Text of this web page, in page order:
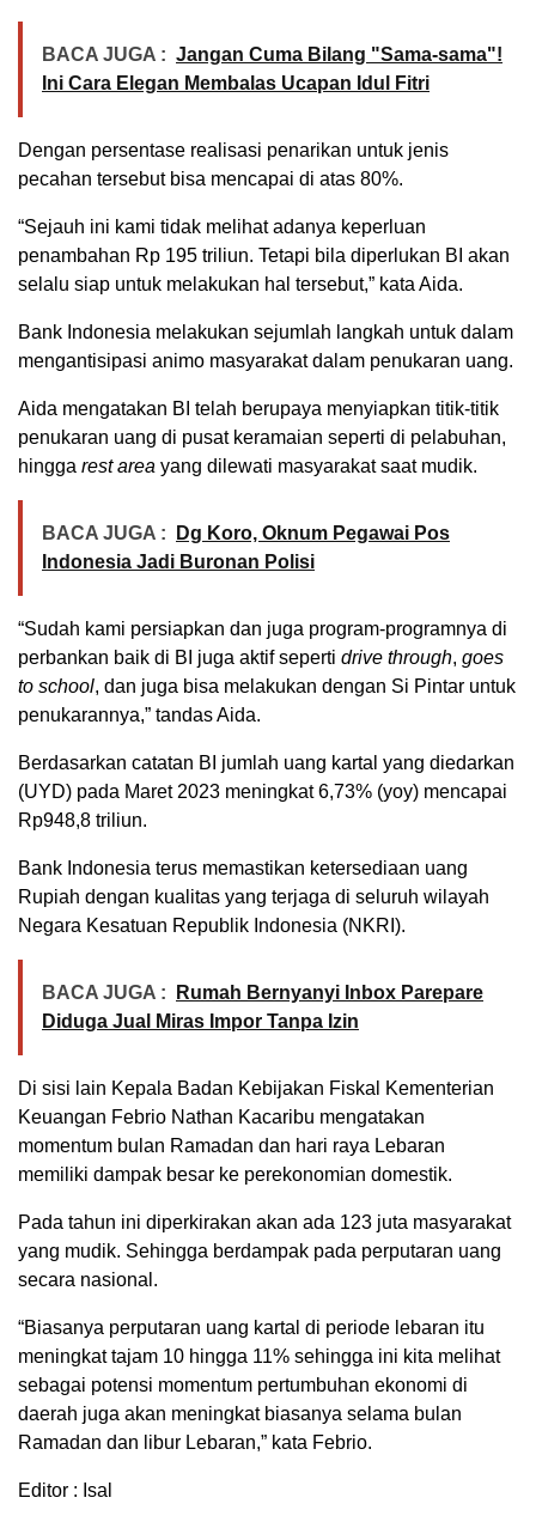
BACA JUGA : Jangan Cuma Bilang "Sama-sama"!
Ini Cara Elegan Membalas Ucapan Idul Fitri
Dengan persentase realisasi penarikan untuk jenis
pecahan tersebut bisa mencapai di atas 80%.
“Sejauh ini kami tidak melihat adanya keperluan
penambahan Rp 195 triliun. Tetapi bila diperlukan BI akan
selalu siap untuk melakukan hal tersebut,” kata Aida.
Bank Indonesia melakukan sejumlah langkah untuk dalam
mengantisipasi animo masyarakat dalam penukaran uang.
Aida mengatakan BI telah berupaya menyiapkan titik-titik
penukaran uang di pusat keramaian seperti di pelabuhan,
hingga rest area yang dilewati masyarakat saat mudik.
BACA JUGA :
Dg Koro, Oknum Pegawai Pos
Indonesia Jadi Buronan Polisi
“Sudah kami persiapkan dan juga program-programnya di
perbankan baik di BI juga aktif seperti drive through, goes
to school, dan juga bisa melakukan dengan Si Pintar untuk
penukarannya,” tandas Aida.
Berdasarkan catatan BI jumlah uang kartal yang diedarkan
(UYD) pada Maret 2023 meningkat 6,73% (yoy) mencapai
Rp948,8 triliun.
Bank Indonesia terus memastikan ketersediaan uang
Rupiah dengan kualitas yang terjaga di seluruh wilayah
Negara Kesatuan Republik Indonesia (NKRI).
BACA JUGA :
Rumah Bernyanyi Inbox Parepare
Diduga Jual Miras Impor Tanpa Izin
Di sisi lain Kepala Badan Kebijakan Fiskal Kementerian
Keuangan Febrio Nathan Kacaribu mengatakan
momentum bulan Ramadan dan hari raya Lebaran
memiliki dampak besar ke perekonomian domestik.
Pada tahun ini diperkirakan akan ada 123 juta masyarakat
yang mudik. Sehingga berdampak pada perputaran uang
secara nasional.
“Biasanya perputaran uang kartal di periode lebaran itu
meningkat tajam 10 hingga 11% sehingga ini kita melihat
sebagai potensi momentum pertumbuhan ekonomi di
daerah juga akan meningkat biasanya selama bulan
Ramadan dan libur Lebaran,” kata Febrio.
Editor : Isal